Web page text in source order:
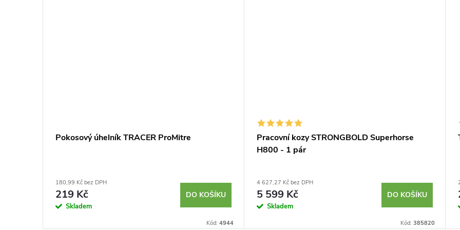
Pokosový úhelník TRACER ProMitre
180,99 Kč bez DPH
219 Kč
Skladem
DO KOŠÍKU
Kód: 4944
Pracovní kozy STRONGBOLD Superhorse
H800 - 1 pár
4 627,27 Kč bez DPH
5 599 Kč
Skladem
DO KOŠÍKU
Kód: 385820